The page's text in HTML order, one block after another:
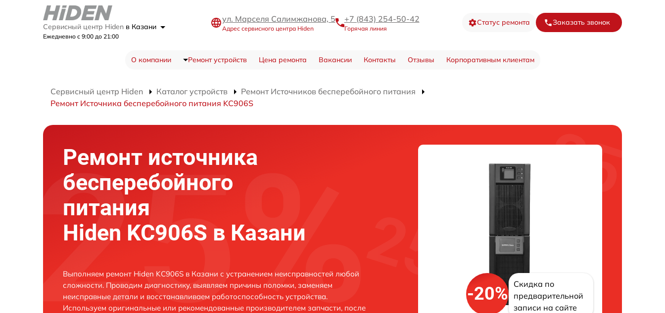
Сервисный центр Hiden в Казани
Ежедневно с 9:00 до 21:00
ул. Марселя Салимжанова, 5
Адрес сервисного центра Hiden
+7 (843) 254-50-42
Горячая линия
Статус ремонта Заказать звонок
О компании Ремонт устройств Цена ремонта Вакансии Контакты Отзывы Корпоративным клиентам
Сервисный центр Hiden Каталог устройств
Ремонт Источников бесперебойного питания
Ремонт Источника бесперебойного питания KC906S
Ремонт источника
бесперебойного
питания
Hiden KC906S в Казани
Выполняем ремонт Hiden KC906S в Казани с устранением неисправностей любой
сложности. Проводим диагностику, выявляем причины поломки, заменяем
неисправные детали и восстанавливаем работоспособность устройства.
Используем оригинальные или рекомендованные производителем запчасти, после
-20%
Скидка по
предварительной
записи на сайте